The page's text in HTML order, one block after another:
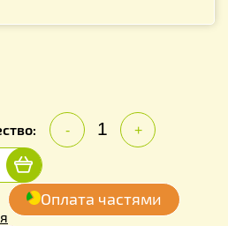
- +
Оплата частями